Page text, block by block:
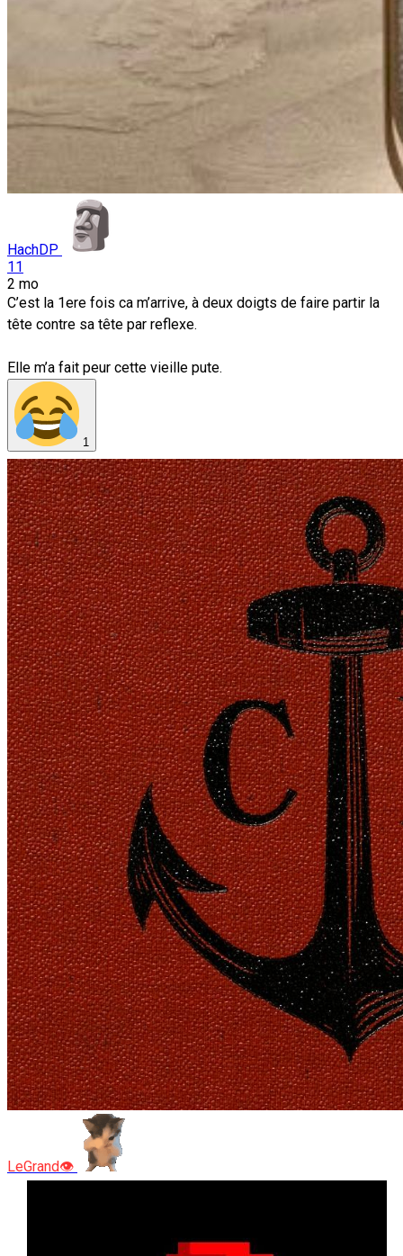
HachDP
11
2 mo
C’est la 1ere fois ca m’arrive, à deux doigts de faire partir la
tête contre sa tête par reflexe.
Elle m’a fait peur cette vieille pute.
1
LeGrand👁️